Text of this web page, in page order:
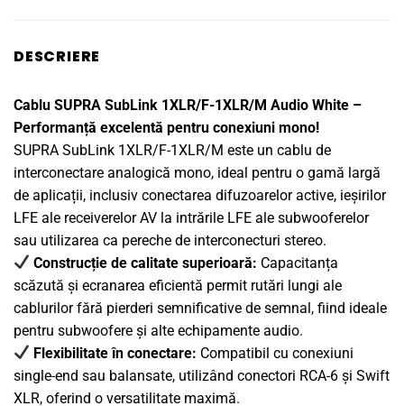
DESCRIERE
Cablu SUPRA SubLink 1XLR/F-1XLR/M Audio White –
Performanță excelentă pentru conexiuni mono!
SUPRA SubLink 1XLR/F-1XLR/M este un cablu de
interconectare analogică mono, ideal pentru o gamă largă
de aplicații, inclusiv conectarea difuzoarelor active, ieșirilor
LFE ale receiverelor AV la intrările LFE ale subwooferelor
sau utilizarea ca pereche de interconecturi stereo.
Construcție de calitate superioară: Capacitanța
scăzută și ecranarea eficientă permit rutări lungi ale
cablurilor fără pierderi semnificative de semnal, fiind ideale
pentru subwoofere și alte echipamente audio.
Flexibilitate în conectare: Compatibil cu conexiuni
single-end sau balansate, utilizând conectori RCA-6 și Swift
XLR, oferind o versatilitate maximă.